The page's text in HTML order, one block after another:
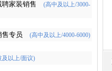
家装销售
(高中及以上/3000-
售专员 (高中及以上/4000-6000)
及以上/面议)